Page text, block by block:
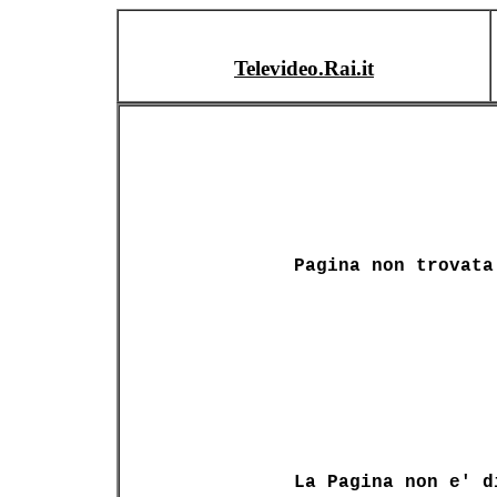
Televideo.Rai.it
Pagina non trovata
La Pagina non e'